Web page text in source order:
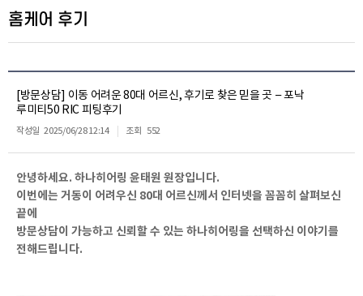
홈케어 후기
[방문상담] 이동 어려운 80대 어르신, 후기로 찾은 믿을 곳 – 포낙
루미티50 RIC 피팅후기
작성일 2025/06/28 12:14 조회 552
안녕하세요. 하나히어링 윤태원 원장입니다.
이번에는 거동이 어려우신 80대 어르신께서 인터넷을 꼼꼼히 살펴보신
끝에
방문상담이 가능하고 신뢰할 수 있는 하나히어링을 선택하신 이야기 를
전해드립니다.